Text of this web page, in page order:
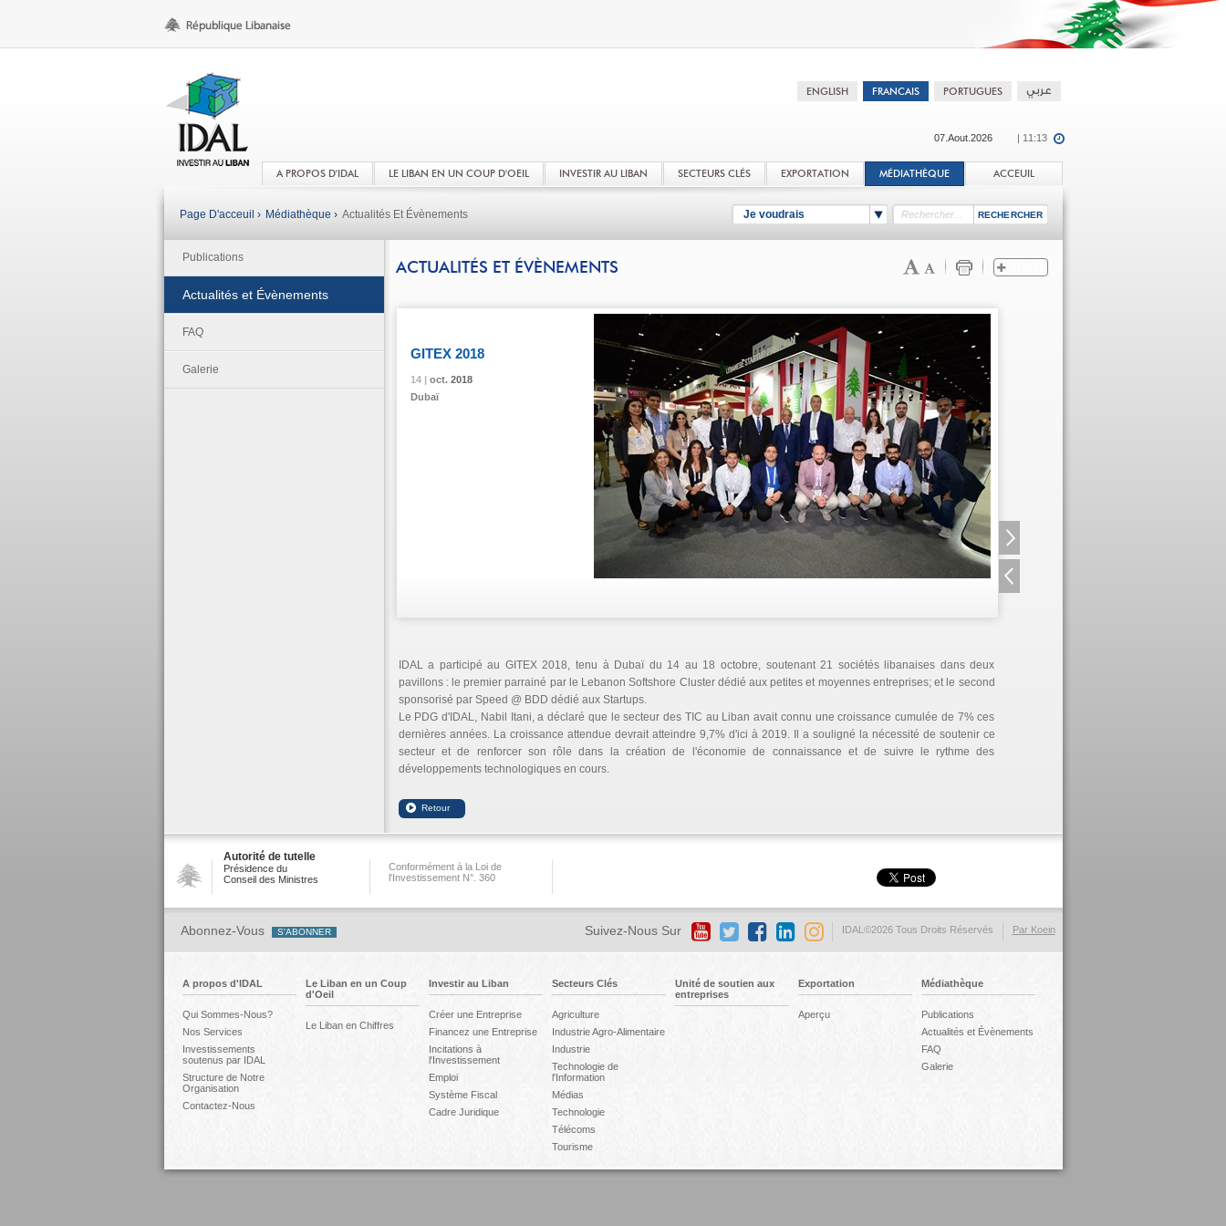
07.Aout.2026 | 11:13
A PROPOS D'IDAL LE LIBAN EN UN COUP D'OEIL INVESTIR AU LIBAN SECTEURS CLÉS EXPORTATION MÉDIATHÈQUE ACCEUIL
Je voudrais
Page D'acceuil › Médiathèque › Actualités Et Évènements
Publications
Actualités et Évènements
FAQ
Galerie
ACTUALITÉS ET ÉVÈNEMENTS
14 | oct.2018
GITEX 2018
14 | oct.2018
Dubaï
14 | oct.2018
14 | oct.2018
IDAL a participé au GITEX 2018, tenu à Dubaï du 14 au 18 octobre, soutenant 21 sociétés libanaises dans deux
pavillons : le premier parrainé par le Lebanon Softshore Cluster dédié aux petites et moyennes entreprises; et le second
sponsorisé par Speed @ BDD dédié aux Startups.
Le PDG d'IDAL, Nabil Itani, a déclaré que le secteur des TIC au Liban avait connu une croissance cumulée de 7% ces
dernières années. La croissance attendue devrait atteindre 9,7% d'ici à 2019. Il a souligné la nécessité de soutenir ce
secteur et de renforcer son rôle dans la création de l'économie de connaissance et de suivre le rythme des
développements technologiques en cours.
Autorité de tutelle
Présidence du
Conseil des Ministres
Conformément à la Loi de
l'Investissement N°. 360
Par Koein
IDAL©2026 Tous Droits Réservés
Abonnez-Vous Suivez-Nous Sur
A propos d'IDAL
Qui Sommes-Nous?
Nos Services
Investissements
soutenus par IDAL
Structure de Notre
Organisation
Contactez-Nous
Le Liban en un Coup
d'Oeil
Le Liban en Chiffres
Investir au Liban
Créer une Entreprise
Financez une Entreprise
Incitations à
l'Investissement
Emploi
Système Fiscal
Cadre Juridique
Secteurs Clés
Agriculture
Industrie Agro-Alimentaire
Industrie
Technologie de
l'Information
Médias
Technologie
Télécoms
Tourisme
Unité de soutien aux
entreprises
Exportation
Aperçu
Médiathèque
Publications
Actualités et Évènements
FAQ
Galerie